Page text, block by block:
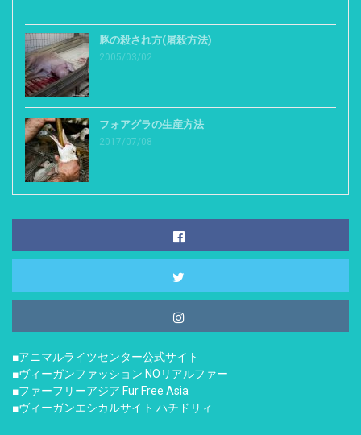
豚の殺され方(屠殺方法)
2005/03/02
フォアグラの生産方法
2017/07/08
■アニマルライツセンター公式サイト
■ヴィーガンファッション NOリアルファー
■ファーフリーアジア Fur Free Asia
■ヴィーガンエシカルサイト ハチドリィ